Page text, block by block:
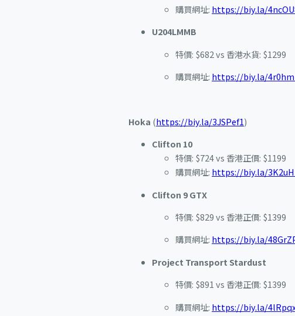
購買網址: https://biy.la/
U204LMMB
特價: $682 vs 香港水貨: $1299
購買網址: https://biy.la/
Hoka (https://biy.la/3JSPef1)
Clifton 10
特價: $724 vs 香港正價: $1199
購買網址: https://biy.la/
Clifton 9 GTX
特價: $829 vs 香港正價: $1399
購買網址: https://biy.la/
Project Transport Stardust
特價: $891 vs 香港正價: $1399
購買網址: https://biy.la/